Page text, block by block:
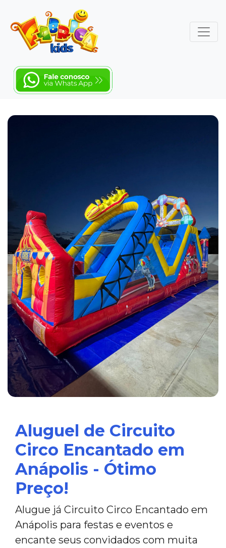
Aluguel de Circuito
Circo Encantado em
Anápolis - Ótimo
Preço!
Alugue já Circuito Circo Encantado em
Anápolis para festas e eventos e
encante seus convidados com muita